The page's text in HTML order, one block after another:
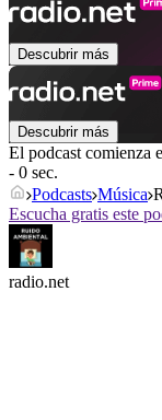
Descubrir más
Descubrir más
El podcast comienza
- 0 sec.
Podcasts Música
Escucha gratis este
radio.net